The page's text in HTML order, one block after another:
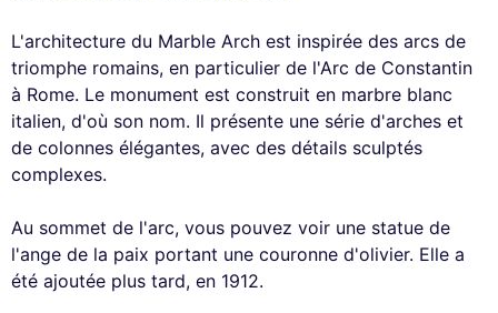
L'architecture du Marble Arch est inspirée des arcs de
triomphe romains, en particulier de l'Arc de Constantin
à Rome. Le monument est construit en marbre blanc
italien, d'où son nom. Il présente une série d'arches et
de colonnes élégantes, avec des détails sculptés
complexes.
Au sommet de l'arc, vous pouvez voir une statue de
l'ange de la paix portant une couronne d'olivier. Elle a
été ajoutée plus tard, en 1912.